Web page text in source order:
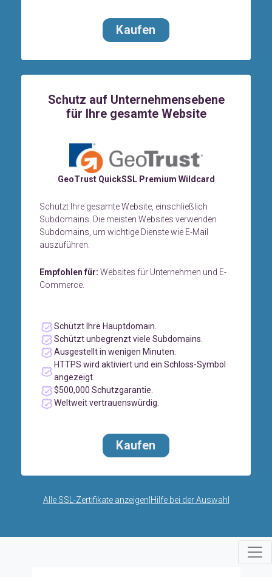
Kaufen
Schutz auf Unternehmensebene
für Ihre gesamte Website
GeoTrust QuickSSL Premium Wildcard
Schützt Ihre gesamte Website, einschließlich
Subdomains. Die meisten Websites verwenden
Subdomains, um wichtige Dienste wie E-Mail
auszuführen.
Empfohlen für: Websites für Unternehmen und E-
Commerce.
Schützt Ihre Hauptdomain.
Schützt unbegrenzt viele Subdomains.
Ausgestellt in wenigen Minuten.
HTTPS wird aktiviert und ein Schloss-Symbol
angezeigt.
$500,000 Schutzgarantie.
Weltweit vertrauenswürdig.
Kaufen
Alle SSL-Zertifikate anzeigen Hilfe bei der Auswahl